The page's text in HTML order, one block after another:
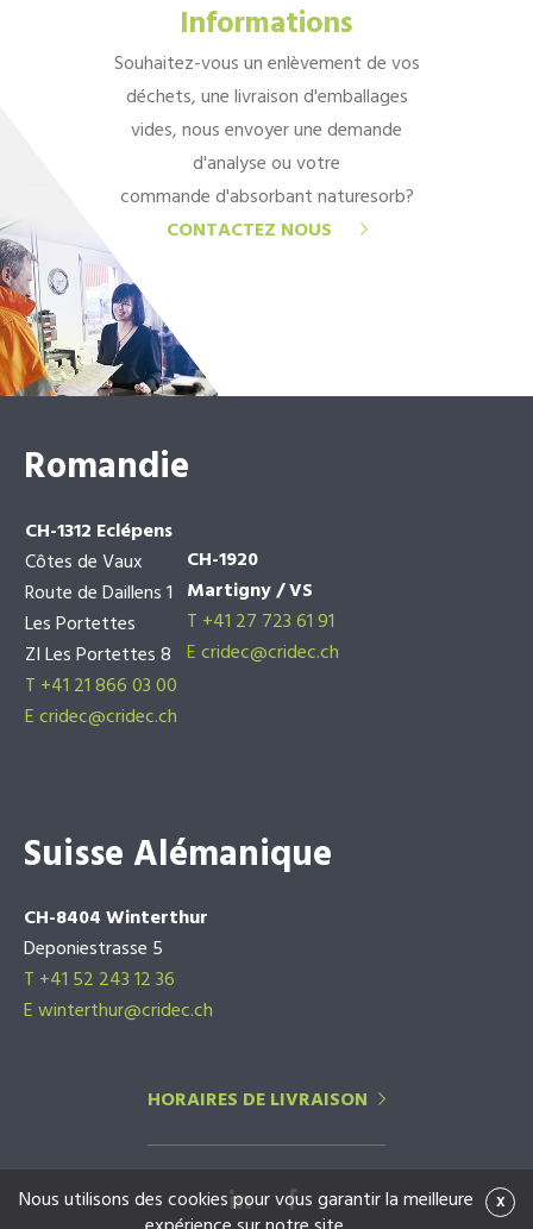
Informations
Souhaitez-vous un enlèvement de vos
déchets, une livraison d'emballages
vides, nous envoyer une demande
d'analyse ou votre
commande d'absorbant naturesorb?
CONTACTEZ NOUS
Romandie
CH-1312 Eclépens
Côtes de Vaux
Route de Daillens 1
Les Portettes
ZI Les Portettes 8
T +41 21 866 03 00
Ecridec@cridec.ch
CH-1920
Martigny / VS
T +41 27 723 61 91
Ecridec@cridec.ch
Suisse Alémanique
CH-8404 Winterthur
Deponiestrasse 5
T +41 52 243 12 36
E winterthur@cridec.ch
HORAIRES DE LIVRAISON
x
Nous utilisons des cookies pour vous garantir la meilleure